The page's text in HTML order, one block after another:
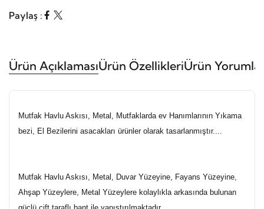
Paylaş :
Ürün AçıklamasıÜrün ÖzellikleriÜrün
Mutfak Havlu Askısı, Metal, Mutfaklarda ev Hanımlarının Yıkama
bezi, El Bezilerini asacakları ürünler olarak tasarlanmıştır....
Mutfak Havlu Askısı, Metal, Duvar Yüzeyine, Fayans Yüzeyine,
Ahşap Yüzeylere, Metal Yüzeylere kolaylıkla arkasında bulunan